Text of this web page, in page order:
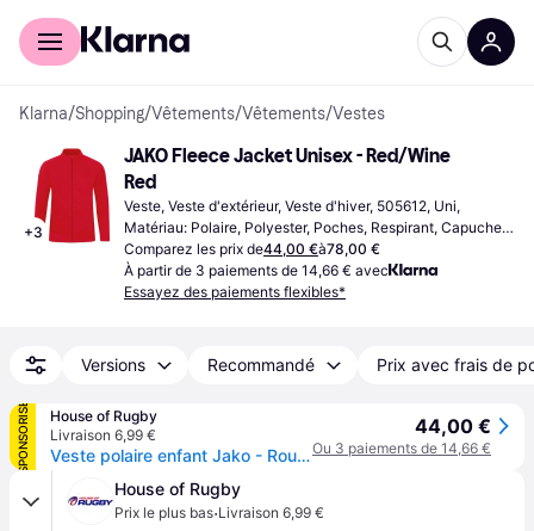
Acheter avec Klarna
Klarna/Shopping/Vêtements/Vêtements/Vestes
+3
JAKO Fleece Jacket Unisex - Red/Wine
Red
Veste, Veste d'extérieur, Veste d'hiver, 505612, Uni,
Matériau: Polaire, Polyester, Poches, Respirant, Capuche,
Lavable, Durable
Comparez les prix de44,00 €à78,00 €
À partir de 3 paiements de 14,66 € avec
Essayez des paiements flexibles*
Versions Recommandé Prix avec frais de
SPONSORISÉ
House of Rugby
Livraison 6,99 €
Veste polaire enfant Jako - Rouge
44,00 €
Ou 3 paiements de 14,66 €
House of Rugby
Prix le plus bas·Livraison 6,99 €